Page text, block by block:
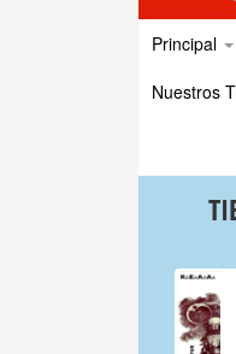
Principal
Nuestros